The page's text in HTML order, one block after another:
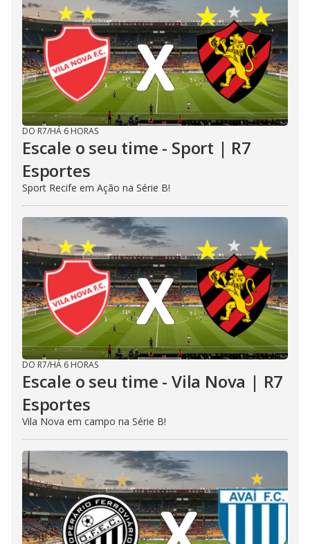
DO R7/HÁ 6 HORAS
Escale o seu time - Sport | R7
Esportes
Sport Recife em Ação na Série B!
DO R7/HÁ 6 HORAS
Escale o seu time - Vila Nova | R7
Esportes
Vila Nova em campo na Série B!